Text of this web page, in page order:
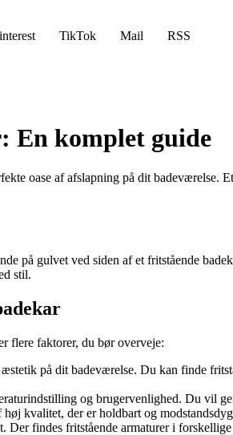
TikTok Mail RSS
En komplet guide
oase af afslapning på dit
på gulvet ved siden af et fritstående
stil.
flere faktorer, du bør overveje:
på dit badeværelse. Du kan finde
og brugervenlighed. Du vil
kvalitet, der er holdbart og
findes fritstående armaturer i